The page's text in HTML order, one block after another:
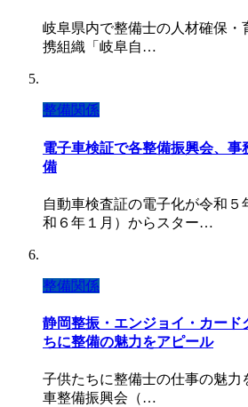
岐阜県内で整備士の人材確保・
携組織「岐阜自…
整備関係
電子車検証で各整備振興会、事
備
自動車検査証の電子化が令和５
和６年１月）からスター…
整備関係
静岡整振・エンジョイ・カード
ちに整備の魅力をアピール
子供たちに整備士の仕事の魅力
車整備振興会（…